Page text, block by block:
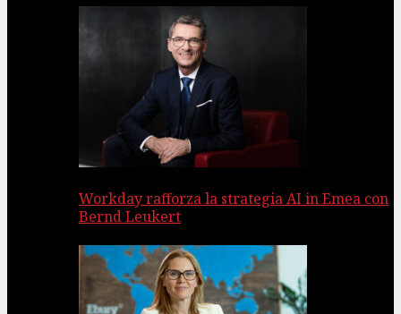
Workday rafforza la strategia AI in Emea con
Bernd Leukert